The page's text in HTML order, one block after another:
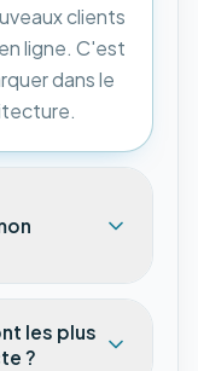
clients
ligne. C'est
dans le
les plus
?